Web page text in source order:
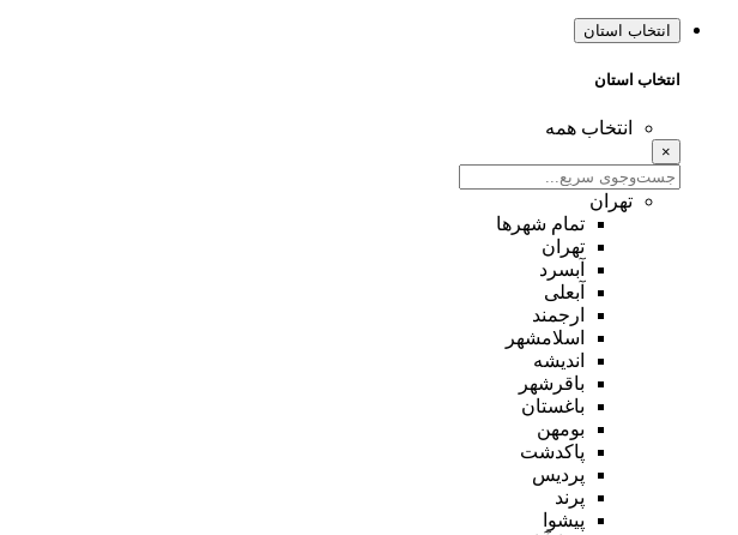
انتخاب استان
انتخاب استان
انتخاب همه
×
تهران
تمام شهر‌ها
تهران
آبسرد
آبعلی
ارجمند
اسلامشهر
اندیشه
باقرشهر
باغستان
بومهن
پاکدشت
پردیس
پرند
پیشوا